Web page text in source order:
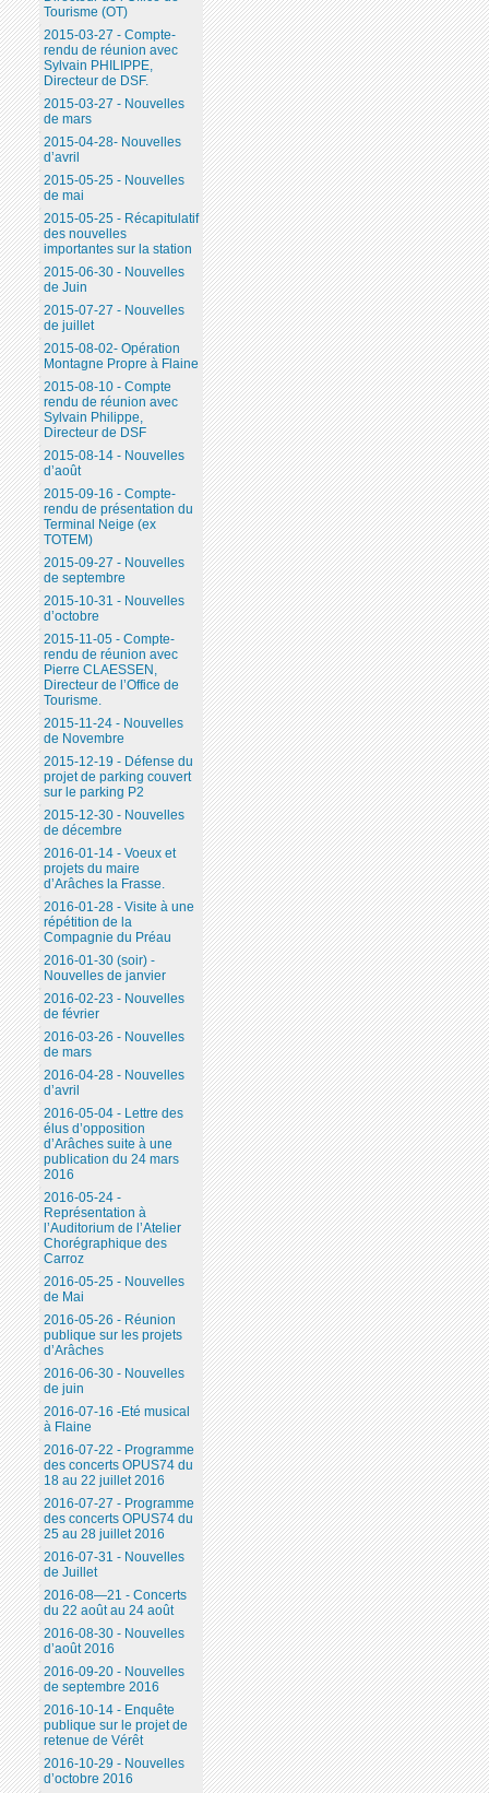
Tourisme (OT)
2015-03-27 - Compte-
rendu de réunion avec
Sylvain PHILIPPE,
Directeur de DSF.
2015-03-27 - Nouvelles
de mars
2015-04-28- Nouvelles
d’avril
2015-05-25 - Nouvelles
de mai
2015-05-25 - Récapitulatif
des nouvelles
importantes sur la station
2015-06-30 - Nouvelles
de Juin
2015-07-27 - Nouvelles
de juillet
2015-08-02- Opération
Montagne Propre à Flaine
2015-08-10 - Compte
rendu de réunion avec
Sylvain Philippe,
Directeur de DSF
2015-08-14 - Nouvelles
d’août
2015-09-16 - Compte-
rendu de présentation du
Terminal Neige (ex
TOTEM)
2015-09-27 - Nouvelles
de septembre
2015-10-31 - Nouvelles
d’octobre
2015-11-05 - Compte-
rendu de réunion avec
Pierre CLAESSEN,
Directeur de l’Office de
Tourisme.
2015-11-24 - Nouvelles
de Novembre
2015-12-19 - Défense du
projet de parking couvert
sur le parking P2
2015-12-30 - Nouvelles
de décembre
2016-01-14 - Voeux et
projets du maire
d’Arâches la Frasse.
2016-01-28 - Visite à une
répétition de la
Compagnie du Préau
2016-01-30 (soir) -
Nouvelles de janvier
2016-02-23 - Nouvelles
de février
2016-03-26 - Nouvelles
de mars
2016-04-28 - Nouvelles
d’avril
2016-05-04 - Lettre des
élus d’opposition
d’Arâches suite à une
publication du 24 mars
2016
2016-05-24 -
Représentation à
l’Auditorium de l’Atelier
Chorégraphique des
Carroz
2016-05-25 - Nouvelles
de Mai
2016-05-26 - Réunion
publique sur les projets
d’Arâches
2016-06-30 - Nouvelles
de juin
2016-07-16 -Eté musical
à Flaine
2016-07-22 - Programme
des concerts OPUS74 du
18 au 22 juillet 2016
2016-07-27 - Programme
des concerts OPUS74 du
25 au 28 juillet 2016
2016-07-31 - Nouvelles
de Juillet
2016-08—21 - Concerts
du 22 août au 24 août
2016-08-30 - Nouvelles
d’août 2016
2016-09-20 - Nouvelles
de septembre 2016
2016-10-14 - Enquête
publique sur le projet de
retenue de Vérêt
2016-10-29 - Nouvelles
d’octobre 2016